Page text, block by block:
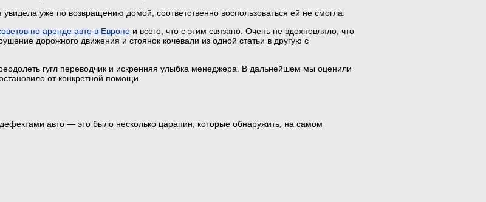
увидела уже по возвращению домой, соответственно воспользоваться ей не смогла.
по аренде авто в Европе и всего, что с этим связано. Очень не вдохновляло, что
дорожного движения и стоянок кочевали из одной статьи в другую с
гугл переводчик и искренняя улыбка менеджера. В дальнейшем мы оценили
от конкретной помощи.
авто — это было несколько царапин, которые обнаружить, на самом